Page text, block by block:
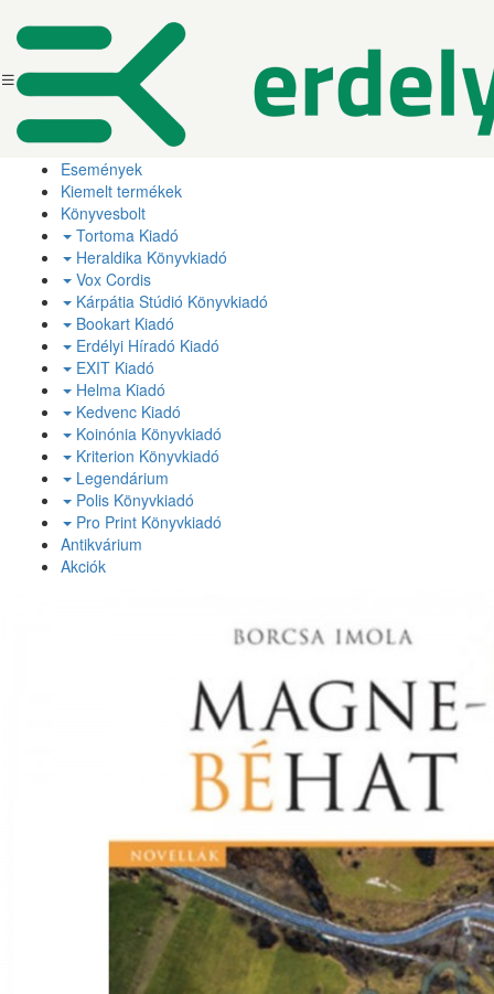
Események
Kiemelt termékek
Könyvesbolt
Tortoma Kiadó
Heraldika Könyvkiadó
Vox Cordis
Kárpátia Stúdió Könyvkiadó
Bookart Kiadó
Erdélyi Híradó Kiadó
EXIT Kiadó
Helma Kiadó
Kedvenc Kiadó
Koinónia Könyvkiadó
Kriterion Könyvkiadó
Legendárium
Polis Könyvkiadó
Pro Print Könyvkiadó
Antikvárium
Akciók